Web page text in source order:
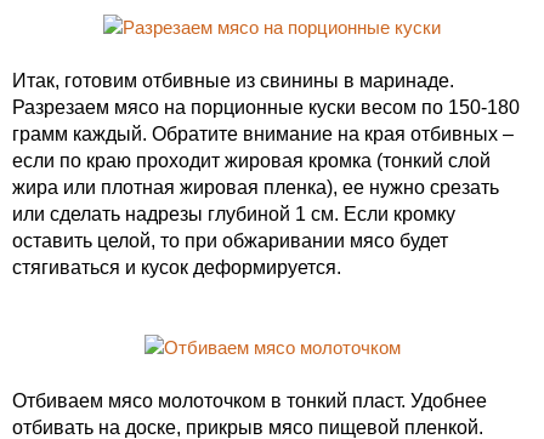
Итак, готовим отбивные из свинины в маринаде.
Разрезаем мясо на порционные куски весом по 150-180
грамм каждый. Обратите внимание на края отбивных –
если по краю проходит жировая кромка (тонкий слой
жира или плотная жировая пленка), ее нужно срезать
или сделать надрезы глубиной 1 см. Если кромку
оставить целой, то при обжаривании мясо будет
стягиваться и кусок деформируется.
Отбиваем мясо молоточком в тонкий пласт. Удобнее
отбивать на доске, прикрыв мясо пищевой пленкой.